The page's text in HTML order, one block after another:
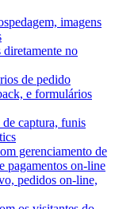
imagens
diretamente no
de pedido
e formulários
captura, funis
gerenciamento de
pagamentos on-line
pedidos on-line,